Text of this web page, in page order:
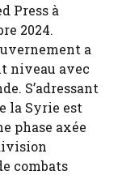
Press à
2024.
a
niveau avec
S’adressant
la Syrie est
phase axée
combats